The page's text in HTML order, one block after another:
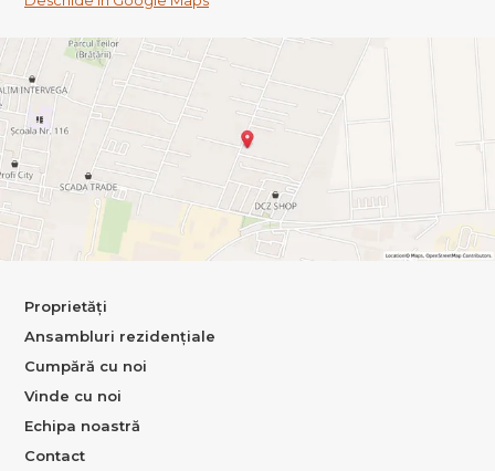
Proprietăți
Ansambluri rezidențiale
Cumpără cu noi
Vinde cu noi
Echipa noastră
Contact